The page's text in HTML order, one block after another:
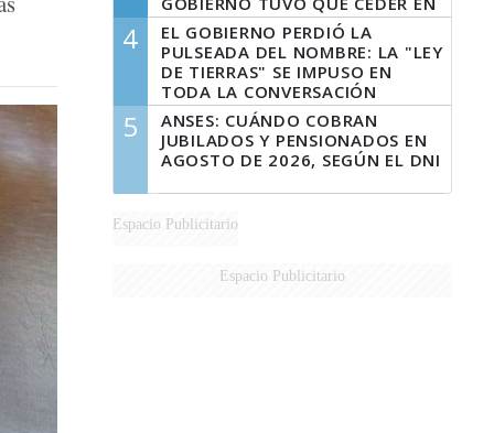
LA LEY DEL MANEJO DEL FUEGO
4
EL GOBIERNO PERDIÓ LA
PULSEADA DEL NOMBRE: LA "LEY
DE TIERRAS" SE IMPUSO EN
TODA LA CONVERSACIÓN
DIGITAL
5
ANSES: CUÁNDO COBRAN
JUBILADOS Y PENSIONADOS EN
AGOSTO DE 2026, SEGÚN EL DNI
Espacio Publicitario
Espacio Publicitario